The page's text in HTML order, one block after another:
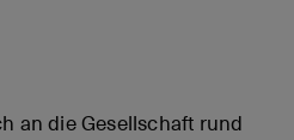
an die Gesellschaft rund